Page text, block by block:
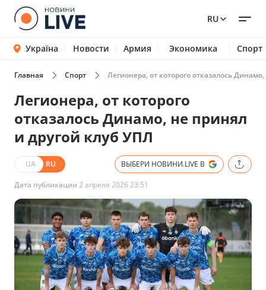
RU
Україна Новости Армия Экономика Спорт
Главная Спорт Легионера, от которого отказалось
Легионера, от которого
отказалось Динамо, не принял
и другой клуб УПЛ
UA RU ВЫБЕРИ НОВИНИ.LIVE В
Дата публикации 2 апреля 2026 23:51